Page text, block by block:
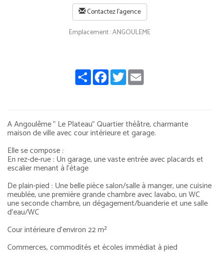
Contactez l'agence
Emplacement : ANGOULEME
ShareFacebook
Twitter
A Angoulême " Le Plateau" Quartier théâtre, charmante
maison de ville avec cour intérieure et garage.
Elle se compose :
En rez-de-rue : Un garage, une vaste entrée avec placards et
escalier menant à l’étage
De plain-pied : Une belle pièce salon/salle à manger, une cuisine
meublée, une première grande chambre avec lavabo, un WC
une seconde chambre, un dégagement/buanderie et une salle
d’eau/WC
Cour intérieure d'environ 22 m²
Commerces, commodités et écoles immédiat à pied